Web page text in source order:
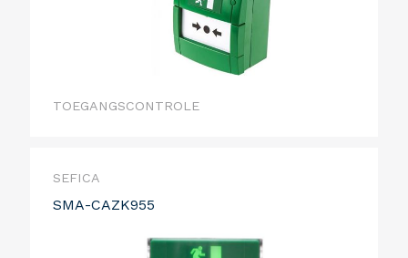
TOEGANGSCONTROLE
SEFICA
SMA-CAZK955